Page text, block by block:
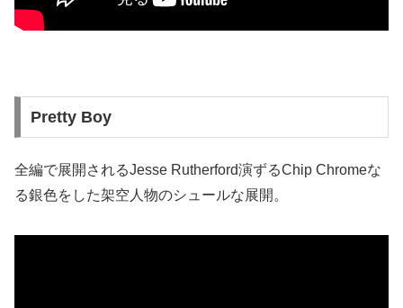
Pretty Boy
全編で展開されるJesse Rutherford演ずるChip Chromeな
る銀色をした架空人物のシュールな展開。